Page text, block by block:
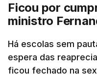
Ficou por
ministro
Há escolas sem
espera das
ficou fechado na